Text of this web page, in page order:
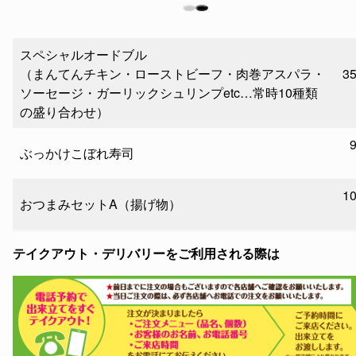
スペシャルオードブル
（まんてんチキン・ローストビーフ・肉巻アスパラ・
ソーセージ・ガーリックシュリンプetc…常時10種類
の盛り合わせ）
ぶっかけこぼれ寿司
おつまみセットA（揚げ物）
テイクアウト・デリバリーをご利用される際は